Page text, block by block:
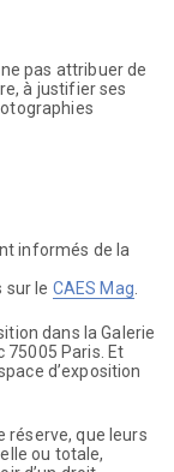
pas attribuer de
à justifier ses
informés de la
sur le CAES Mag.
dans la Galerie
75005 Paris. Et
d’exposition
réserve, que leurs
ou totale,